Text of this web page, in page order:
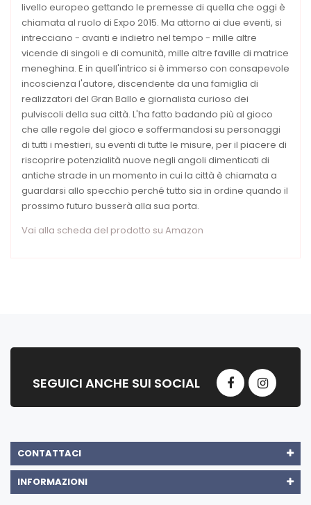
livello europeo gettando le premesse di quella che oggi è
chiamata al ruolo di Expo 2015. Ma attorno ai due eventi, si
intrecciano - avanti e indietro nel tempo - mille altre
vicende di singoli e di comunità, mille altre faville di matrice
meneghina. E in quell'intrico si è immerso con consapevole
incoscienza l'autore, discendente da una famiglia di
realizzatori del Gran Ballo e giornalista curioso dei
pulviscoli della sua città. L'ha fatto badando più al gioco
che alle regole del gioco e soffermandosi su personaggi
di tutti i mestieri, su eventi di tutte le misure, per il piacere di
riscoprire potenzialità nuove negli angoli dimenticati di
antiche strade in un momento in cui la città è chiamata a
guardarsi allo specchio perché tutto sia in ordine quando il
prossimo futuro busserà alla sua porta.
Vai alla scheda del prodotto su Amazon
SEGUICI ANCHE SUI SOCIAL
CONTATTACI
INFORMAZIONI